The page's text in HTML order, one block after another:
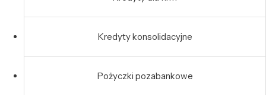
Kredyty konsolidacyjne
Pożyczki pozabankowe